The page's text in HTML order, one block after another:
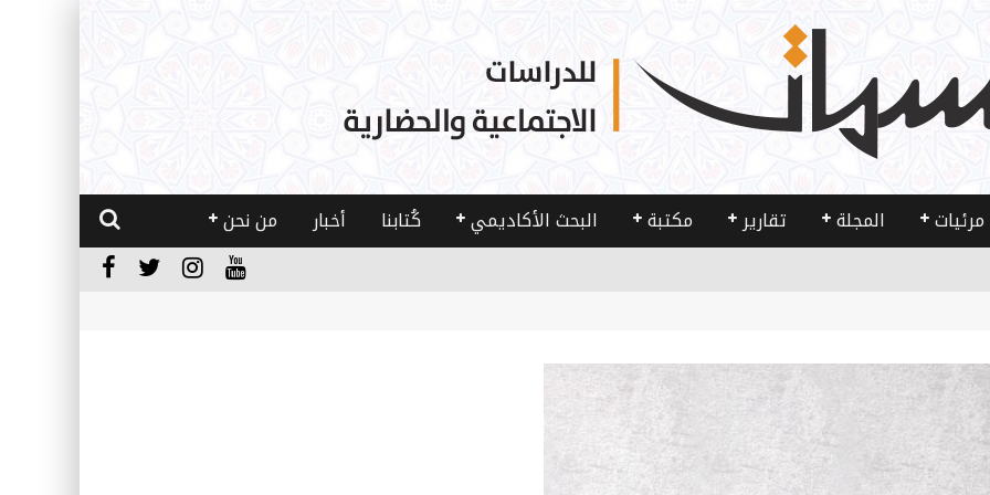
مرئيات المجلة تقارير مكتبة البحث الأكاديمي كُتابنا أخبار من نحن